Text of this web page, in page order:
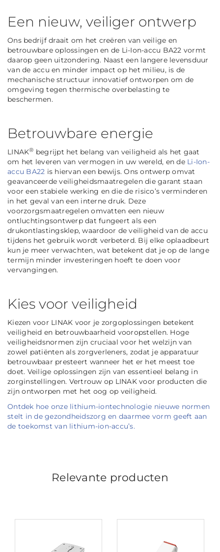
Een nieuw, veiliger ontwerp
Ons bedrijf draait om het creëren van veilige en
betrouwbare oplossingen en de Li-Ion-accu BA22 vormt
daarop geen uitzondering. Naast een langere levensduur
van de accu en minder impact op het milieu, is de
mechanische structuur innovatief ontworpen om de
omgeving tegen thermische overbelasting te
beschermen.
Betrouwbare energie
LINAK® begrijpt het belang van veiligheid als het gaat
om het leveren van vermogen in uw wereld, en de Li-Ion-
accu BA22 is hiervan een bewijs. Ons ontwerp omvat
geavanceerde veiligheidsmaatregelen die garant staan
voor een stabiele werking en die de risico’s verminderen
in het geval van een interne druk. Deze
voorzorgsmaatregelen omvatten een nieuw
ontluchtingsontwerp dat fungeert als een
drukontlastingsklep, waardoor de veiligheid van de accu
tijdens het gebruik wordt verbeterd. Bij elke oplaadbeurt
kun je meer verwachten, wat betekent dat je op de lange
termijn minder investeringen hoeft te doen voor
vervangingen.
Kies voor veiligheid
Kiezen voor LINAK voor je zorgoplossingen betekent
veiligheid en betrouwbaarheid vooropstellen. Hoge
veiligheidsnormen zijn cruciaal voor het welzijn van
zowel patiënten als zorgverleners, zodat je apparatuur
betrouwbaar presteert wanneer het er het meest toe
doet. Veilige oplossingen zijn van essentieel belang in
zorginstellingen. Vertrouw op LINAK voor producten die
zijn ontworpen met het oog op veiligheid.
Ontdek hoe onze lithium-iontechnologie nieuwe normen
stelt in de gezondheidszorg en daarmee vorm geeft aan
de toekomst van lithium-ion-accu’s.
Relevante producten